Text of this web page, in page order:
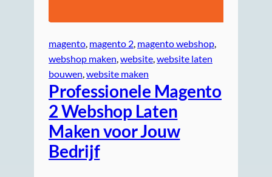
magento, magento 2, magento webshop
webshop maken, website, website laten
bouwen, website maken
Professionele Magento
2 Webshop Laten
Maken voor Jouw
Bedrijf